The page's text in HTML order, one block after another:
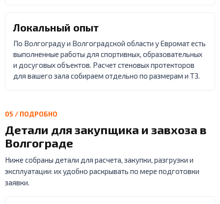
Локальный опыт
По Волгограду и Волгоградской области у Евромат есть
выполненные работы для спортивных, образовательных
и досуговых объектов. Расчет стеновых протекторов
для вашего зала собираем отдельно по размерам и ТЗ.
05 / ПОДРОБНО
Детали для закупщика и завхоза в
Волгограде
Ниже собраны детали для расчета, закупки, разгрузки и
эксплуатации: их удобно раскрывать по мере подготовки
заявки.